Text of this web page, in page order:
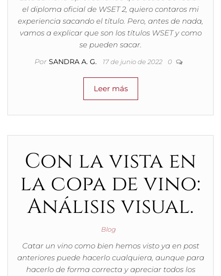
el diploma oficial de WSET 2, quiero contaros mi
experiencia sacando el título. Pero, antes de nada,
vamos a explicar que son los títulos WSET y como
se pueden sacar.
Por SANDRA A. G. 17 de junio de 2022 0
Leer más
Con la vista en
la copa de vino:
Análisis visual.
Blog
Catar un vino como bien hemos visto ya en post
anteriores puede hacerlo cualquiera, aunque para
hacerlo de forma correcta y apreciar todos los